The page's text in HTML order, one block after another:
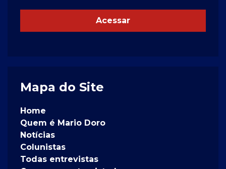
Acessar
Mapa do Site
Home
Quem é Mario Doro
Notícias
Colunistas
Todas entrevistas